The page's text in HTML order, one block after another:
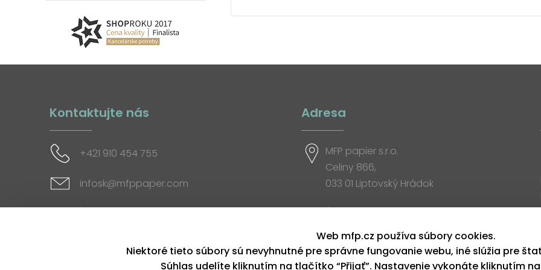
Kontaktujte nás
+421 910 454 755
infosk@mfppaper.com
Sociálne siete
Adresa
MFP papier s.r.o.
Celiny 866,
033 01 Liptovský Hrádok
Otváracia doba
Web mfp.cz používa súbory cookies.
Niektoré tieto súbory sú nevyhnutné pre správne fungovanie webu, iné slúžia pre
Súhlas udelíte kliknutím na tlačítko “Přijať”. Nastavenie vykonáte kliknutím